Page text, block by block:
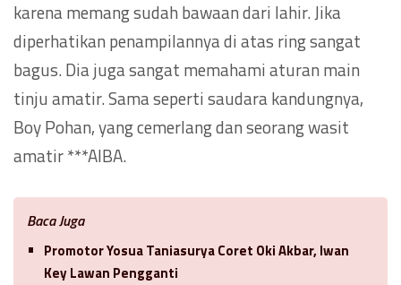
karena memang sudah bawaan dari lahir. Jika
diperhatikan penampilannya di atas ring sangat
bagus. Dia juga sangat memahami aturan main
tinju amatir. Sama seperti saudara kandungnya,
Boy Pohan, yang cemerlang dan seorang wasit
amatir ***AIBA.
Baca Juga
Promotor Yosua Taniasurya Coret Oki Akbar, Iwan
Key Lawan Pengganti